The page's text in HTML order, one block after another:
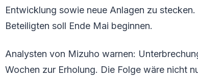
Entwicklung sowie neue Anlagen zu
Beteiligten soll Ende Mai beginnen.
Analysten von Mizuho warnen:
Wochen zur Erholung. Die Folge wäre nicht